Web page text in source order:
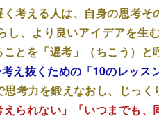
く考える人は、自身の思考
し、より良いアイデアを生
とを「遅考」（ちこう）
抜くための「10のレッス
考力を鍛えなおし、じっく
えられない」「いつまでも